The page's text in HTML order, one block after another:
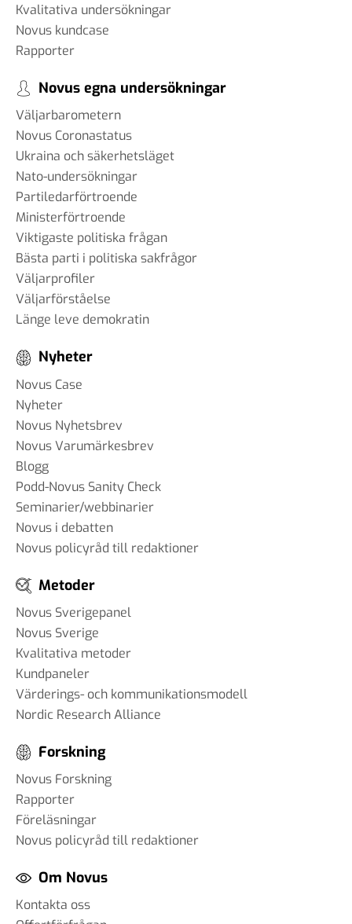
Kvalitativa undersökningar
Novus kundcase
Rapporter
Novus egna undersökningar
Väljarbarometern
Novus Coronastatus
Ukraina och säkerhetsläget
Nato-undersökningar
Partiledarförtroende
Ministerförtroende
Viktigaste politiska frågan
Bästa parti i politiska sakfrågor
Väljarprofiler
Väljarförståelse
Länge leve demokratin
Nyheter
Novus Case
Nyheter
Novus Nyhetsbrev
Novus Varumärkesbrev
Blogg
Podd-Novus Sanity Check
Seminarier/webbinarier
Novus i debatten
Novus policyråd till redaktioner
Metoder
Novus Sverigepanel
Novus Sverige
Kvalitativa metoder
Kundpaneler
Värderings- och kommunikationsmodell
Nordic Research Alliance
Forskning
Novus Forskning
Rapporter
Föreläsningar
Novus policyråd till redaktioner
Om Novus
Kontakta oss